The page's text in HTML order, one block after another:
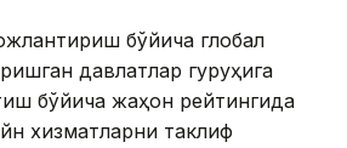
бўйича глобал
давлатлар гуруҳига
бўйича жаҳон рейтингида
хизматларни таклиф